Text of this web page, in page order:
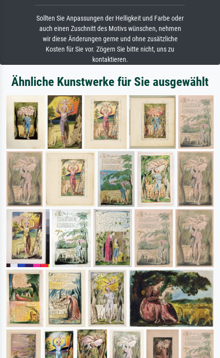
Sollten Sie Anpassungen der Helligkeit und Farbe oder
auch einen Zuschnitt des Motivs wünschen, nehmen
wir diese Änderungen gerne und ohne zusätzliche
Kosten für Sie vor. Zögern Sie bitte nicht, uns zu
kontaktieren.
Ähnliche Kunstwerke für Sie ausgewählt